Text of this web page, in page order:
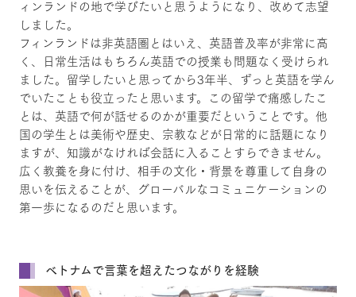
ィンランドの地で学びたいと思うようになり、改めて志望
しました。
フィンランドは非英語圏とはいえ、英語普及率が非常に高
く、日常生活はもちろん英語での授業も問題なく受けられ
ました。留学したいと思ってから3年半、ずっと英語を学ん
でいたことも役立ったと思います。この留学で痛感したこ
とは、英語で何が話せるのかが重要だということです。他
国の学生とは美術や歴史、宗教などが日常的に話題になり
ますが、知識がなければ会話に入ることすらできません。
広く教養を身に付け、相手の文化・背景を尊重して自身の
思いを伝えることが、グローバルなコミュニケーションの
第一歩になるのだと思います。
ベトナムで言葉を超えたつながりを経験